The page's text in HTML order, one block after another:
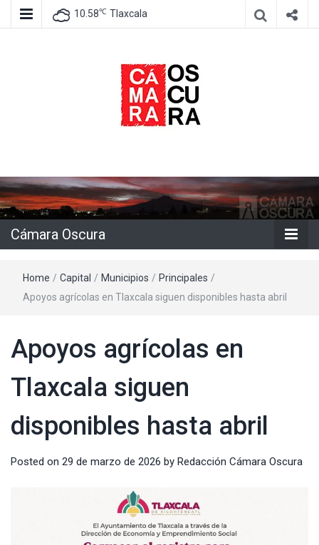
10.58℃ Tlaxcala
Cámara
Oscura
Cámara Oscura
Home / Capital / Municipios / Principales /
Apoyos agrícolas en Tlaxcala siguen disponibles hasta abril
Apoyos agrícolas en
Tlaxcala siguen
disponibles hasta abril
Posted on 29 de marzo de 2026 by Redacción Cámara Oscura